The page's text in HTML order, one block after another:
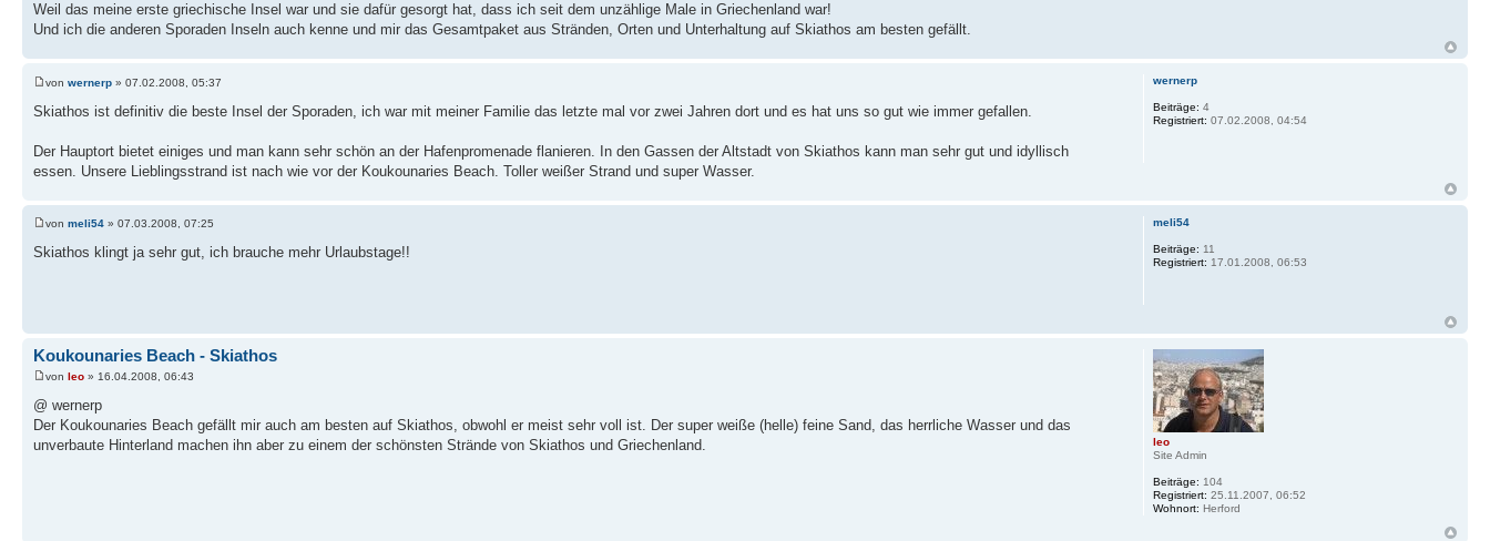
Weil das meine erste griechische Insel war und sie dafür gesorgt hat, dass ich seit dem unzählige Male in Griechenland war!
Und ich die anderen Sporaden Inseln auch kenne und mir das Gesamtpaket aus Stränden, Orten und Unterhaltung auf Skiathos am besten gefällt.
von wernerp » 07.02.2008, 05:37
Skiathos ist definitiv die beste Insel der Sporaden, ich war mit meiner Familie das letzte mal vor zwei Jahren dort und es hat uns so gut wie immer gefallen.
Der Hauptort bietet einiges und man kann sehr schön an der Hafenpromenade flanieren. In den Gassen der Altstadt von Skiathos kann man sehr gut und idyllisch
essen. Unsere Lieblingsstrand ist nach wie vor der Koukounaries Beach. Toller weißer Strand und super Wasser.
wernerp
Beiträge: 4
Registriert: 07.02.2008, 04:54
von meli54 » 07.03.2008, 07:25
Skiathos klingt ja sehr gut, ich brauche mehr Urlaubstage!!
meli54
Beiträge: 11
Registriert: 17.01.2008, 06:53
Koukounaries Beach - Skiathos
von leo » 16.04.2008, 06:43
@ wernerp
Der Koukounaries Beach gefällt mir auch am besten auf Skiathos, obwohl er meist sehr voll ist. Der super weiße (helle) feine Sand, das herrliche Wasser und das
unverbaute Hinterland machen ihn aber zu einem der schönsten Strände von Skiathos und Griechenland.
leo
Site Admin
Beiträge: 104
Registriert: 25.11.2007, 06:52
Wohnort: Herford